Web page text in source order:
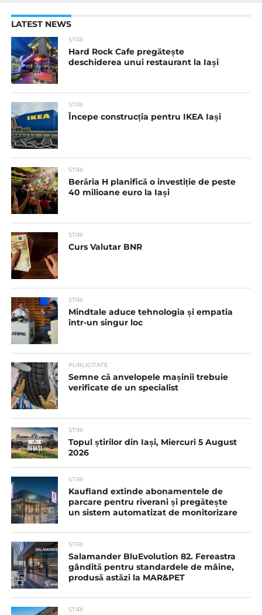
LATEST NEWS
STIRI
Hard Rock Cafe pregătește
deschiderea unui restaurant la Iași
STIRI
Începe construcția pentru IKEA Iași
STIRI
Berăria H planifică o investiție de peste
40 milioane euro la Iași
STIRI
Curs Valutar BNR
STIRI
Mindtale aduce tehnologia și empatia
într-un singur loc
PUBLICITATE
Semne că anvelopele mașinii trebuie
verificate de un specialist
STIRI
Topul știrilor din Iași, Miercuri 5 August
2026
STIRI
Kaufland extinde abonamentele de
parcare pentru riverani și pregătește
un sistem automatizat de monitorizare
STIRI
Salamander BluEvolution 82. Fereastra
gândită pentru standardele de mâine,
produsă astăzi la MAR&PET
STIRI